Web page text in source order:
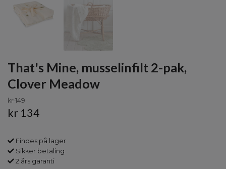
That's Mine, musselinfilt 2-pak,
Clover Meadow
kr 149
kr 134
Findes på lager
Sikker betaling
2 års garanti